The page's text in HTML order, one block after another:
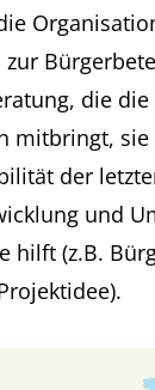
zur
die
mitbringt,
der
und
hilft (z.B.